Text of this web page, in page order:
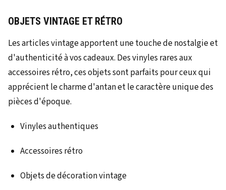
OBJETS VINTAGE ET RÉTRO
Les articles vintage apportent une touche de nostalgie et
d'authenticité à vos cadeaux. Des vinyles rares aux
accessoires rétro, ces objets sont parfaits pour ceux qui
apprécient le charme d'antan et le caractère unique des
pièces d'époque.
Vinyles authentiques
Accessoires rétro
Objets de décoration vintage